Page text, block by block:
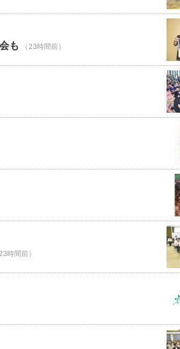
も （23時間前）
23時間前）